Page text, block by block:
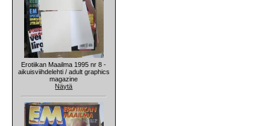
Erotiikan Maailma 1995 nr 8 -
aikuisviihdelehti / adult graphics
magazine
Näytä